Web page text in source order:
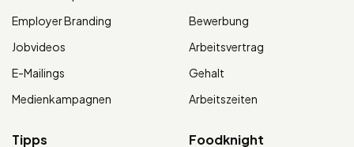
Employer Branding
Jobvideos
E-Mailings
Medienkampagnen
Bewerbung
Arbeitsvertrag
Gehalt
Arbeitszeiten
Tipps Foodknight